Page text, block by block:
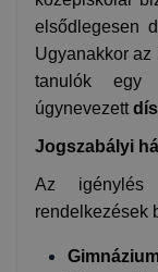
elsődlegesen
Ugyanakkor az
tanulók egy
úgynevezett
Jogszabályi
Az igénylés
rendelkezések